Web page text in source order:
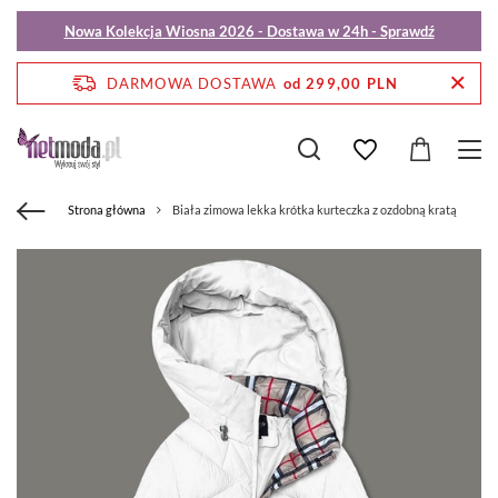
Nowa Kolekcja Wiosna 2026 - Dostawa w 24h - Sprawdź
DARMOWA DOSTAWA od 299,00 PLN
Strona główna Biała zimowa lekka krótka kurteczka z ozdobną kratą